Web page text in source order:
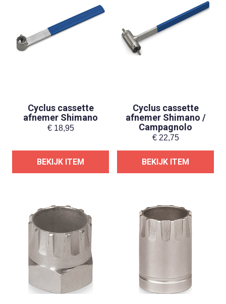
Cyclus cassette
afnemer Shimano
€18,95
BEKIJK ITEM
Cyclus cassette
afnemer Shimano /
Campagnolo
€22,75
BEKIJK ITEM